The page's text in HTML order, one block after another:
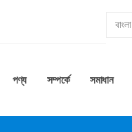
পণ্য সম্পর্কে সমাধান